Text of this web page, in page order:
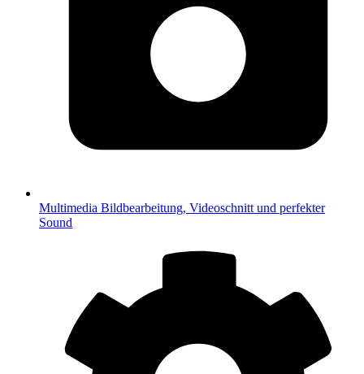
Multimedia Bildbearbeitung, Videoschnitt und perfekter
Sound